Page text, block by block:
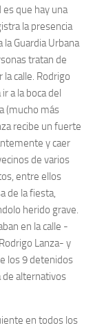
es que hay una
la presencia
Guardia Urbana
tratan de
calle. Rodrigo
a la boca del
(mucho más
recibe un fuerte
y caer
de varios
entre ellos
de la fiesta,
herido grave.
en la calle -
Lanza- y
los 9 detenidos
de alternativos
en todos los